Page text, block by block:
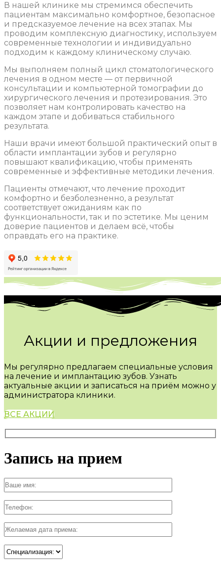
В нашей клинике мы стремимся обеспечить
пациентам максимально комфортное, безопасное
и предсказуемое лечение на всех этапах. Мы
проводим комплексную диагностику, используем
современные технологии и индивидуально
подходим к каждому клиническому случаю.
Мы выполняем полный цикл стоматологического
лечения в одном месте — от первичной
консультации и компьютерной томографии до
хирургического лечения и протезирования. Это
позволяет нам контролировать качество на
каждом этапе и добиваться стабильного
результата.
Наши врачи имеют большой практический опыт в
области имплантации зубов и регулярно
повышают квалификацию, чтобы применять
современные и эффективные методики лечения.
Пациенты отмечают, что лечение проходит
комфортно и безболезненно, а результат
соответствует ожиданиям как по
функциональности, так и по эстетике. Мы ценим
доверие пациентов и делаем всё, чтобы
оправдать его на практике.
Акции и предложения
Мы регулярно предлагаем специальные условия
на лечение и имплантацию зубов. Узнать
актуальные акции и записаться на приём можно у
администратора клиники.
ВСЕ АКЦИИ
Запись на прием